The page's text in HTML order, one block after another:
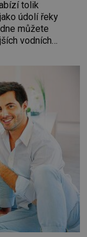
tolik
údolí řeky
můžete
vodních
ve Velkých